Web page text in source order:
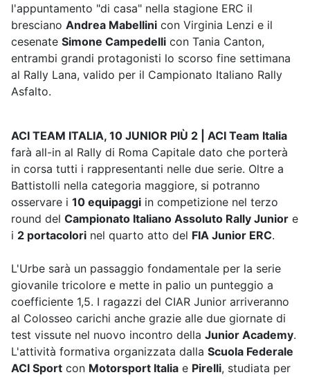
l'appuntamento "di casa" nella stagione ERC il
bresciano Andrea Mabellini con Virginia Lenzi e il
cesenate Simone Campedelli con Tania Canton,
entrambi grandi protagonisti lo scorso fine settimana
al Rally Lana, valido per il Campionato Italiano Rally
Asfalto.
ACI TEAM ITALIA, 10 JUNIOR PIÙ 2 | ACI Team Italia
farà all-in al Rally di Roma Capitale dato che porterà
in corsa tutti i rappresentanti nelle due serie. Oltre a
Battistolli nella categoria maggiore, si potranno
osservare i 10 equipaggi in competizione nel terzo
round del Campionato Italiano Assoluto Rally Junior e
i 2 portacolori nel quarto atto del FIA Junior ERC.
L'Urbe sarà un passaggio fondamentale per la serie
giovanile tricolore e mette in palio un punteggio a
coefficiente 1,5. I ragazzi del CIAR Junior arriveranno
al Colosseo carichi anche grazie alle due giornate di
test vissute nel nuovo incontro della Junior Academy.
L'attività formativa organizzata dalla Scuola Federale
ACI Sport con Motorsport Italia e Pirelli, studiata per